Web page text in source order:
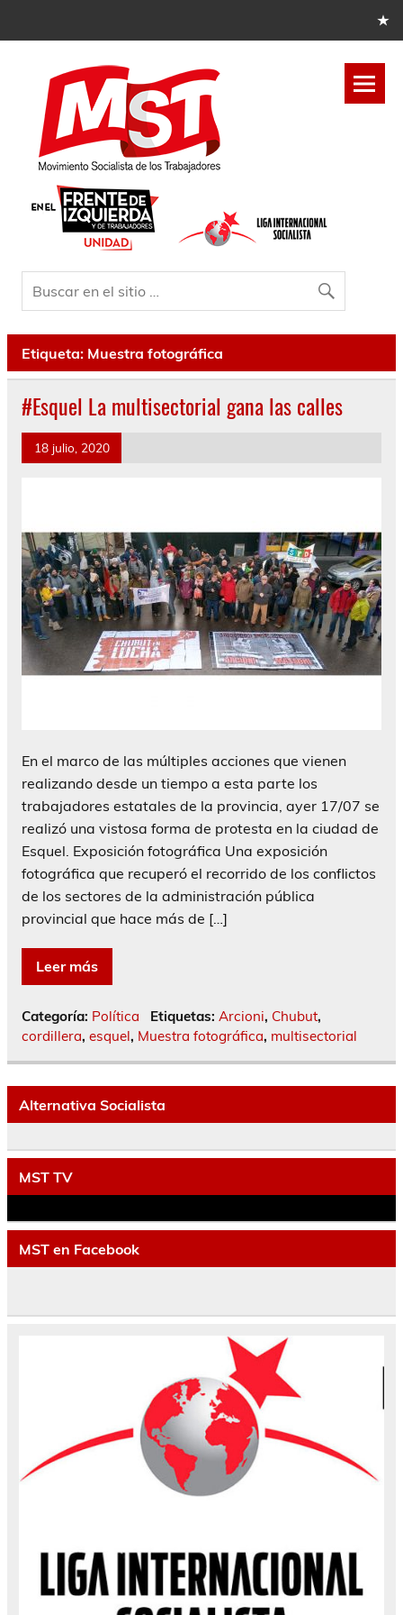
Etiqueta: Muestra fotográfica
#Esquel La multisectorial gana las calles
18 julio, 2020
En el marco de las múltiples acciones que vienen
realizando desde un tiempo a esta parte los
trabajadores estatales de la provincia, ayer 17/07 se
realizó una vistosa forma de protesta en la ciudad de
Esquel. Exposición fotográfica Una exposición
fotográfica que recuperó el recorrido de los conflictos
de los sectores de la administración pública
provincial que hace más de […]
Leer más
Categoría: Política Etiquetas: Arcioni, Chubut,
cordillera, esquel, Muestra fotográfica, multisectorial
Alternativa Socialista
MST TV
MST en Facebook